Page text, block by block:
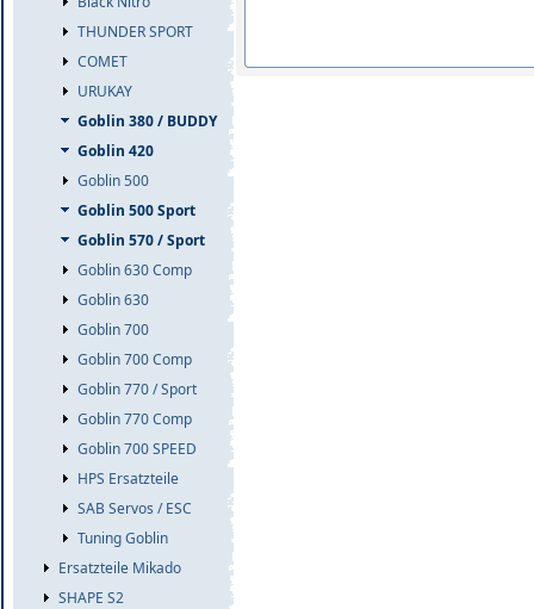
THUNDER SPORT
COMET
URUKAY
Goblin 380 / BUDDY
Goblin 420
Goblin 500
Goblin 500 Sport
Goblin 570 / Sport
Goblin 630 Comp
Goblin 630
Goblin 700
Goblin 700 Comp
Goblin 770 / Sport
Goblin 770 Comp
Goblin 700 SPEED
HPS Ersatzteile
SAB Servos / ESC
Tuning Goblin
Ersatzteile Mikado
SHAPE S2